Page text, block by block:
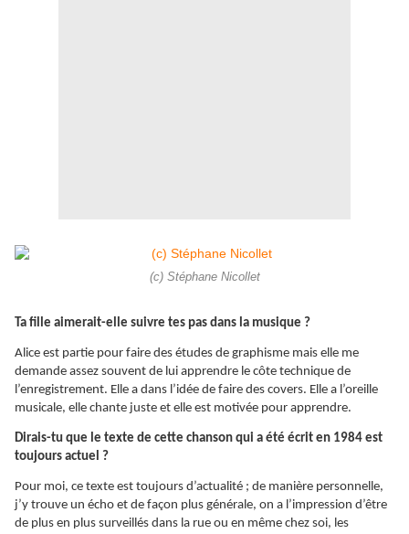
(c) Stéphane Nicollet
Ta fille aimerait-elle suivre tes pas dans la musique ?
Alice est partie pour faire des études de graphisme mais elle me
demande assez souvent de lui apprendre le côte technique de
l’enregistrement. Elle a dans l’idée de faire des covers. Elle a l’oreille
musicale, elle chante juste et elle est motivée pour apprendre.
Dirais-tu que le texte de cette chanson qui a été écrit en 1984 est
toujours actuel ?
Pour moi, ce texte est toujours d’actualité ; de manière personnelle,
j’y trouve un écho et de façon plus générale, on a l’impression d’être
de plus en plus surveillés dans la rue ou en même chez soi, les